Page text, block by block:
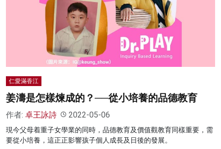
仁愛滿香江
姜濤是怎樣煉成的？──從小培養的品德教育
作者: 卓王詠詩 2022-05-06
現今父母着重子女學業的同時，品德教育及價值觀教育同樣重要，需
要從小培養，這正正影響孩子個人成長及日後的發展。